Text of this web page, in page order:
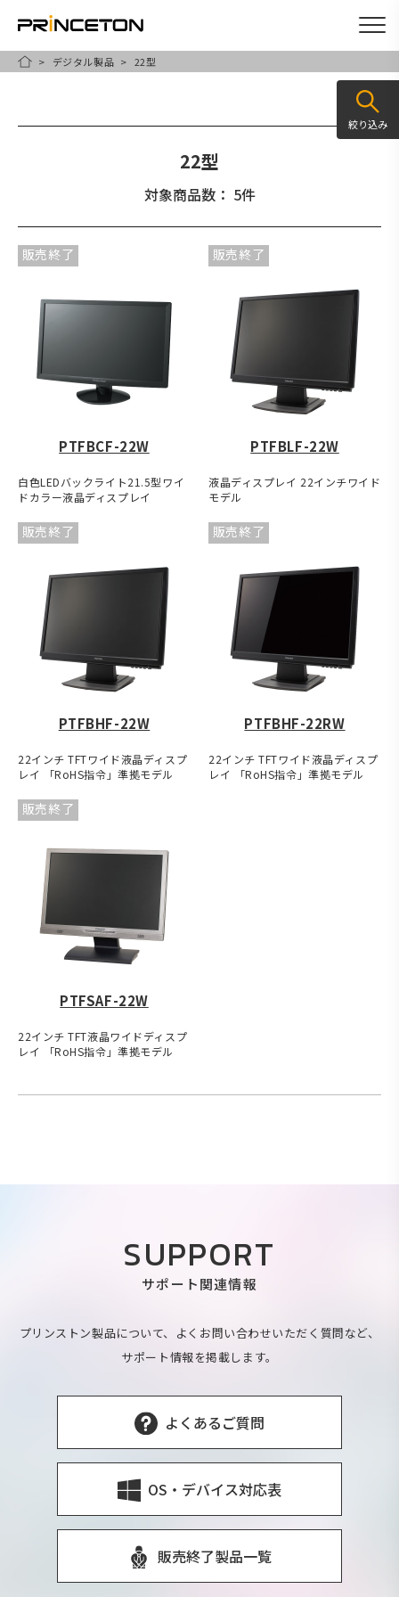
HOMEデジタル製品 22型
22型
対象商品数： 5件
販売終了
PTFBCF-22W
白色LEDバックライト21.5型ワイ
ドカラー液晶ディスプレイ
販売終了
PTFBLF-22W
液晶ディスプレイ 22インチワイド
モデル
販売終了
PTFBHF-22W
22インチ TFTワイド液晶ディスプ
レイ 「RoHS指令」準拠モデル
販売終了
PTFBHF-22RW
22インチ TFTワイド液晶ディスプ
レイ 「RoHS指令」準拠モデル
販売終了
PTFSAF-22W
22インチ TFT液晶ワイドディスプ
レイ 「RoHS指令」準拠モデル
絞り込み
SUPPORT
サポート関連情報
プリンストン製品について、よくお問い合わせいただく質問など、
サポート情報を掲載します。
よくあるご質問
OS・デバイス対応表
販売終了製品一覧